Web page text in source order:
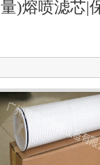
)熔喷滤芯|